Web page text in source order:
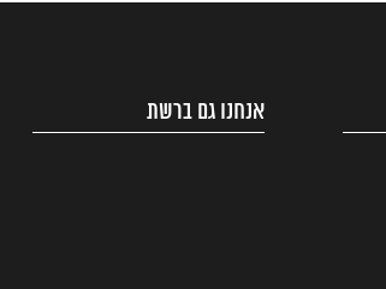
אנחנו גם ברשת